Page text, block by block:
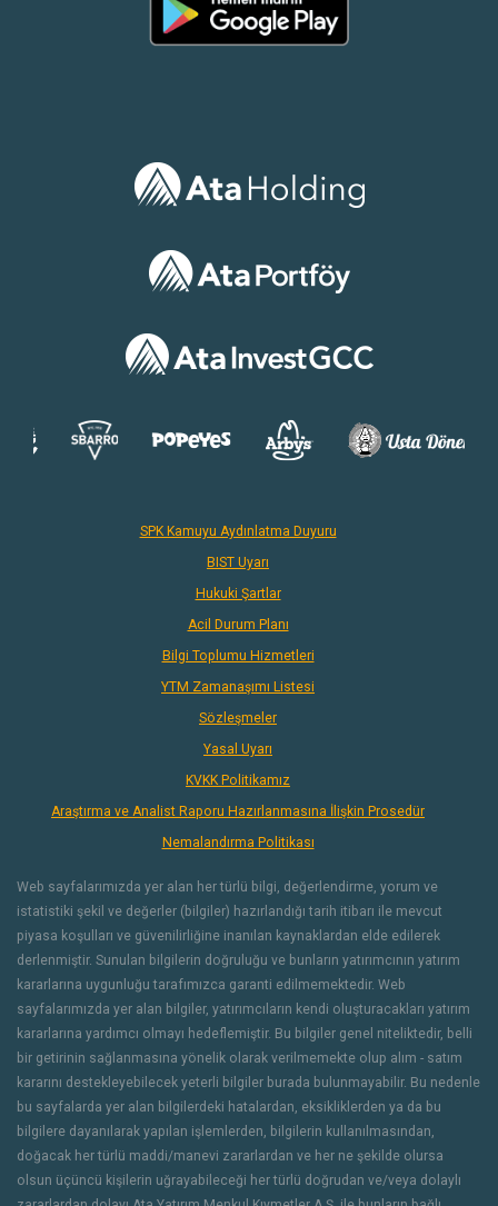
SPK Kamuyu Aydınlatma Duyuru
BIST Uyarı
Hukuki Şartlar
Acil Durum Planı
Bilgi Toplumu Hizmetleri
YTM Zamanaşımı Listesi
Sözleşmeler
Yasal Uyarı
KVKK Politikamız
Araştırma ve Analist Raporu Hazırlanmasına İlişkin Prosedür
Nemalandırma Politikası
Web sayfalarımızda yer alan her türlü bilgi, değerlendirme, yorum ve
istatistiki şekil ve değerler (bilgiler) hazırlandığı tarih itibarı ile mevcut
piyasa koşulları ve güvenilirliğine inanılan kaynaklardan elde edilerek
derlenmiştir. Sunulan bilgilerin doğruluğu ve bunların yatırımcının yatırım
kararlarına uygunluğu tarafımızca garanti edilmemektedir. Web
sayfalarımızda yer alan bilgiler, yatırımcıların kendi oluşturacakları yatırım
kararlarına yardımcı olmayı hedeflemiştir. Bu bilgiler genel niteliktedir, belli
bir getirinin sağlanmasına yönelik olarak verilmemekte olup alım - satım
kararını destekleyebilecek yeterli bilgiler burada bulunmayabilir. Bu nedenle
bu sayfalarda yer alan bilgilerdeki hatalardan, eksikliklerden ya da bu
bilgilere dayanılarak yapılan işlemlerden, bilgilerin kullanılmasından,
doğacak her türlü maddi/manevi zararlardan ve her ne şekilde olursa
olsun üçüncü kişilerin uğrayabileceği her türlü doğrudan ve/veya dolaylı